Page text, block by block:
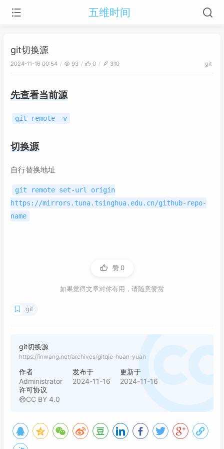
五维时间
git切换源
2024-11-16 00:54 93 0 310 git
先查看当前源
git remote -v
切换源
自行替换地址
git remote set-url origin
https://mirrors.tuna.tsinghua.edu.cn/github-repo-
name
赞 0
如果觉得文章对你有用，请随意赞赏
git
git切换源
https://inwang.net/archives/gitqie-huan-yuan
作者
Administrator
发布于
2024-11-16
更新于
2024-11-16
许可协议
CC BY 4.0